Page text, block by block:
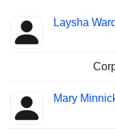
Insider
Besetzte
Positionen
Laysha Ward
Mary